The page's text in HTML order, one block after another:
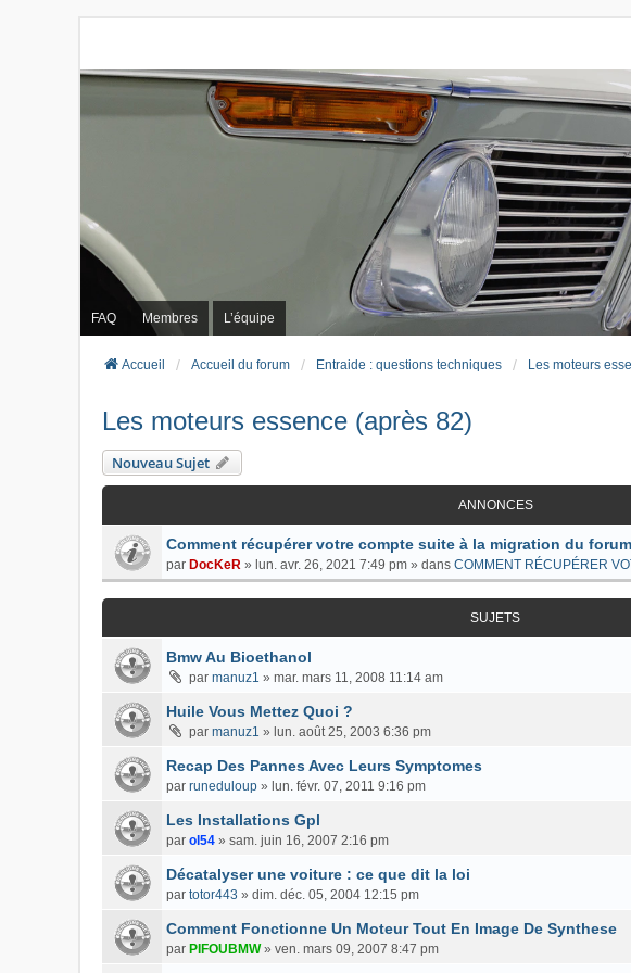
FAQ Membres L’équipe
Accueil Accueil du forum Entraide : questions techniques Les moteurs
Les moteurs essence (après 82)
Nouveau Sujet
ANNONCES
Comment récupérer votre compte suite à la migration du forum
par DocKeR » lun. avr. 26, 2021 7:49 pm » dans COMMENT RÉCUPÉRER
SUJETS
Bmw Au Bioethanol
par manuz1 » mar. mars 11, 2008 11:14 am
Huile Vous Mettez Quoi ?
par manuz1 » lun. août 25, 2003 6:36 pm
Recap Des Pannes Avec Leurs Symptomes
par runeduloup » lun. févr. 07, 2011 9:16 pm
Les Installations Gpl
par ol54 » sam. juin 16, 2007 2:16 pm
Décatalyser une voiture : ce que dit la loi
par totor443 » dim. déc. 05, 2004 12:15 pm
Comment Fonctionne Un Moteur Tout En Image De Synthese
par PIFOUBMW» ven. mars 09, 2007 8:47 pm